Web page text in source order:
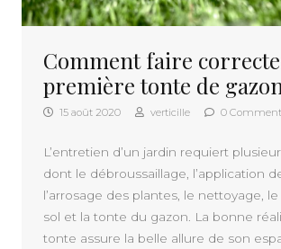
Comment faire
première tonte de
15 août 2020 verticille 0
L’entretien d’un jardin requiert
dont le débroussaillage, l’application de
l’arrosage des plantes, le nettoyage,
sol et la tonte du gazon. La bonne
tonte assure la belle allure de son